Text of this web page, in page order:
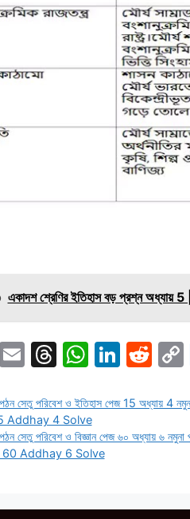
একাদশ শ্রেণির ইতিহাস বড় প্রশ্ন অধ্যায় 5
E
ai
l
T
e
a
d
W
at
s
A
p
Li
k
e
R
d
di
পঠন সেতু পরিবেশ ও ইতিহাস পেজ 15
Addhay 4 Solve
পঠন সেতু পরিবেশ ও বিজ্ঞান পেজ ৬০
60 Addhay 6 Solve